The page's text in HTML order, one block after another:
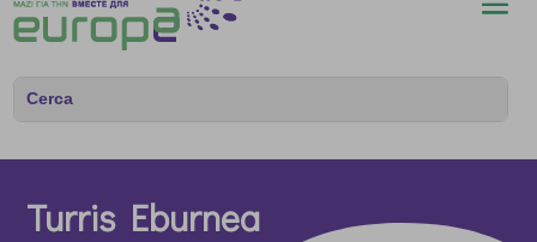
Turris Eburnea